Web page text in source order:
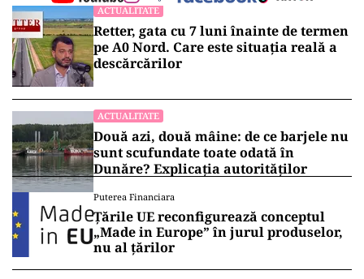
ACTUALITATE
Retter, gata cu 7 luni înainte de termen
pe A0 Nord. Care este situația reală a
descărcărilor
ACTUALITATE
Două azi, două mâine: de ce barjele nu
sunt scufundate toate odată în
Dunăre? Explicația autorităților
Puterea Financiara
Țările UE reconfigurează conceptul
„Made in Europe” în jurul produselor,
nu al țărilor